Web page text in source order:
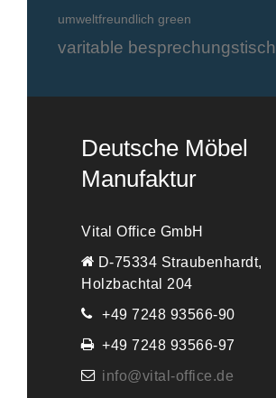
umweltfreundlich green
varitable besprechungstisch
Deutsche Möbel
Manufaktur
Vital Office GmbH
D-75334 Straubenhardt,
Holzbachtal 204
+49 7248 93566-90
+49 7248 93566-97
info@vital-office.de